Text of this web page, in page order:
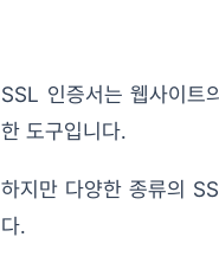
SSL 인증서는 웹사이트
한 도구입니다.
하지만 다양한 종류의
다.